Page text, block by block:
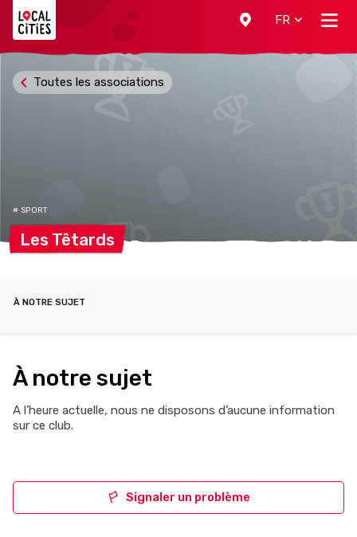
FR
# SPORT
Les Têtards
Toutes les associations
À NOTRE SUJET
À notre sujet
A l’heure actuelle, nous ne disposons d’aucune information
sur ce club.
Signaler un problème